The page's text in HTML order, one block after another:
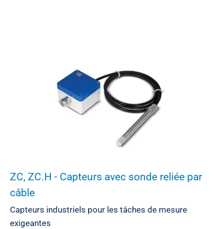
ZC, ZC.H - Capteurs avec sonde reliée par
câble
Capteurs industriels pour les tâches de mesure
exigeantes